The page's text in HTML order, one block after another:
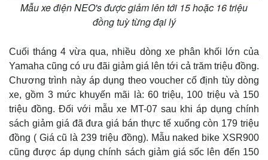
Mẫu xe điện NEO's được giảm lên tới 15 hoặc 16 triệu
đồng tuỳ từng đại lý
Cuối tháng 4 vừa qua, nhiều dòng xe phân khối lớn của
Yamaha cũng có ưu đãi giảm giá lên tới cả trăm triệu đồng.
Chương trình này áp dụng theo voucher cố định tùy dòng
xe, gồm 3 mức khuyến mãi là: 60 triệu, 100 triệu và 150
triệu đồng. Đối với mẫu xe MT-07 sau khi áp dụng chính
sách giảm giá đã đưa giá bán thực tế xuống còn 179 triệu
đồng ( Giá cũ là 239 triệu đồng). Mẫu naked bike XSR900
cũng được áp dụng chính sách giảm giá sốc lên đến 150